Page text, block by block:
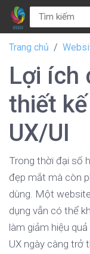
Trang chủ
Lợi ích
thiết
UX/UI
Trong thời đại số
đẹp mắt mà còn
dùng. Một
dụng vẫn có thể
làm giảm hiệu
UX ngày càng trở